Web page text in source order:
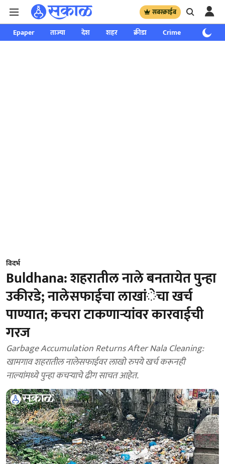
सबस्क्राईब
Epaper ताज्या देश शहर क्रीडा Crime साप्ताहिक
विदर्भ
Buldhana: शहरातील नाले बनतायेत पुन्हा
उकीरडे; नालेसफाईचा लाखांेचा खर्च
पाण्यात; कचरा टाकणाऱ्यांवर कारवाईची
गरज
Garbage Accumulation Returns After Nala Cleaning:
खामगाव शहरातील नालेसफाईवर लाखो रुपये खर्च करूनही
नाल्यांमध्ये पुन्हा कचऱ्याचे ढीग साचत आहेत.